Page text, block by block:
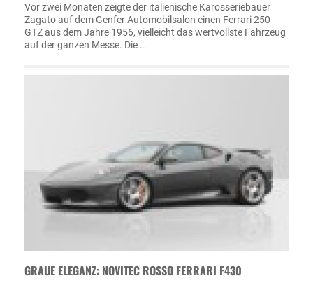
Vor zwei Monaten zeigte der italienische Karosseriebauer
Zagato auf dem Genfer Automobilsalon einen Ferrari 250
GTZ aus dem Jahre 1956, vielleicht das wertvollste Fahrzeug
auf der ganzen Messe. Die …
GRAUE ELEGANZ: NOVITEC ROSSO FERRARI F430